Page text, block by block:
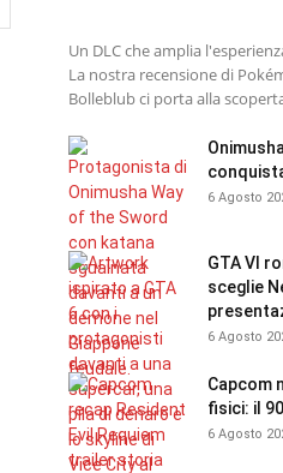
Un DLC che amplia
La nostra recensione di
Bolleblub ci porta alla
6 Agosto
GTA VI
sceglie
6 Agosto
Capcom
fisici: il
6 Agosto